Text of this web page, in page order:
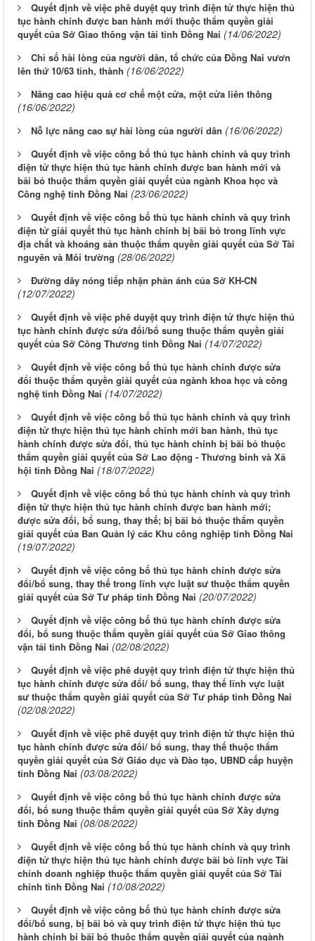
Quyết định về việc phê duyệt quy trình điện tử thực hiện thủ
tục hành chính được ban hành mới thuộc thẩm quyền giải
quyết của Sở Giao thông vận tải tỉnh Đồng Nai (14/06/2022)
Chỉ số hài lòng của người dân, tổ chức của Đồng Nai vươn
lên thứ 10/63 tỉnh, thành (16/06/2022)
Nâng cao hiệu quả cơ chế một cửa, một cửa liên thông
(16/06/2022)
Nỗ lực nâng cao sự hài lòng của người dân (16/06/2022)
Quyết định về việc công bố thủ tục hành chính và quy trình
điện tử thực hiện thủ tục hành chính được ban hành mới và
bãi bỏ thuộc thẩm quyền giải quyết của ngành Khoa học và
Công nghệ tỉnh Đồng Nai (23/06/2022)
Quyết định về việc công bố thủ tục hành chính và quy trình
điện tử giải quyết thủ tục hành chính bị bãi bỏ trong lĩnh vực
địa chất và khoáng sản thuộc thẩm quyền giải quyết của Sở Tài
nguyên và Môi trường (28/06/2022)
Đường dây nóng tiếp nhận phản ánh của Sở KH-CN
(12/07/2022)
Quyết định về việc phê duyệt quy trình điện tử thực hiện thủ
tục hành chính được sửa đổi/bổ sung thuộc thẩm quyền giải
quyết của Sở Công Thương tỉnh Đồng Nai (14/07/2022)
Quyết định về việc công bố thủ tục hành chính được sửa
đổi thuộc thẩm quyền giải quyết của ngành khoa học và công
nghệ tỉnh Đồng Nai (14/07/2022)
Quyết định về việc công bố thủ tục hành chính và quy trình
điện tử thực hiện thủ tục hành chính mới ban hành, thủ tục
hành chính được sửa đổi, thủ tục hành chính bị bãi bỏ thuộc
thẩm quyền giải quyết của Sở Lao động - Thương binh và Xã
hội tỉnh Đồng Nai (18/07/2022)
Quyết định về việc công bố thủ tục hành chính và quy trình
điện tử thực hiện thủ tục hành chính được ban hành mới;
được sửa đổi, bổ sung, thay thế; bị bãi bỏ thuộc thẩm quyền
giải quyết của Ban Quản lý các Khu công nghiệp tỉnh Đồng Nai
(19/07/2022)
Quyết định về việc công bố thủ tục hành chính được sửa
đổi/bổ sung, thay thế trong lĩnh vực luật sư thuộc thẩm quyền
giải quyết của Sở Tư pháp tỉnh Đồng Nai (20/07/2022)
Quyết định về việc công bố thủ tục hành chính được sửa
đổi, bổ sung thuộc thẩm quyền giải quyết của Sở Giao thông
vận tải tỉnh Đồng Nai (02/08/2022)
Quyết định về việc phê duyệt quy trình điện tử thực hiện thủ
tục hành chính được sửa đổi/ bổ sung, thay thế lĩnh vực luật
sư thuộc thẩm quyền giải quyết của Sở Tư pháp tỉnh Đồng Nai
(02/08/2022)
Quyết định về việc phê duyệt quy trình điện tử thực hiện thủ
tục hành chính được sửa đổi/ bổ sung, thay thế thuộc thẩm
quyền giải quyết của Sở Giáo dục và Đào tạo, UBND cấp huyện
tỉnh Đồng Nai (03/08/2022)
Quyết định về việc công bố thủ tục hành chính được sửa
đổi, bổ sung thuộc thẩm quyền giải quyết của Sở Xây dựng
tỉnh Đồng Nai (08/08/2022)
Quyết định về việc công bố thủ tục hành chính và quy trình
điện tử thực hiện thủ tục hành chính được bãi bỏ lĩnh vực Tài
chính doanh nghiệp thuộc thẩm quyền giải quyết của Sở Tài
chính tỉnh Đồng Nai (10/08/2022)
Quyết định về việc công bố thủ tục hành chính được sửa
đổi/bổ sung, bị bãi bỏ và quy trình điện tử thực hiện thủ tục
hành chính bị bãi bỏ thuộc thẩm quyền giải quyết của ngành